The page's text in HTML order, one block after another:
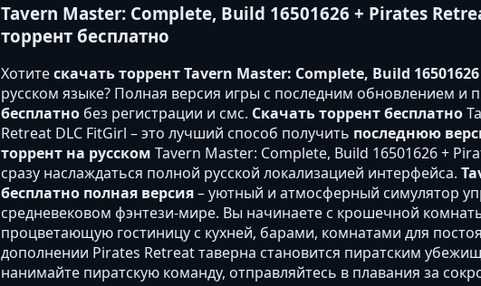
Tavern Master: Complete, Build 16501626 + Pirates
торрент бесплатно
Хотитескачать торрент Tavern Master: Complete, Build
русском языке? Полная версия игры с последним обновлением и
бесплатно без регистрации и смс. Скачать торрент бесплатно
Retreat DLC FitGirl – это лучший способ получить последнюю
торрент на русском Tavern Master: Complete, Build 16501626 +
сразу наслаждаться полной русской локализацией интерфейса.
бесплатно полная версия– уютный и атмосферный симулятор
средневековом фэнтези-мире. Вы начинаете с крошечной
процветающую гостиницу с кухней, барами, комнатами для
дополнении Pirates Retreat таверна становится пиратским
нанимайте пиратскую команду, отправляйтесь в плавания за